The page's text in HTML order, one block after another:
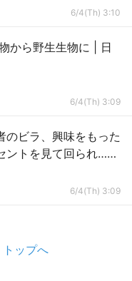
6/4(Th) 3:10
ら野生生物に | 日
6/4(Th) 3:09
のビラ、興味をもった
ントを見て回られ……
6/4(Th) 3:09
ップへ